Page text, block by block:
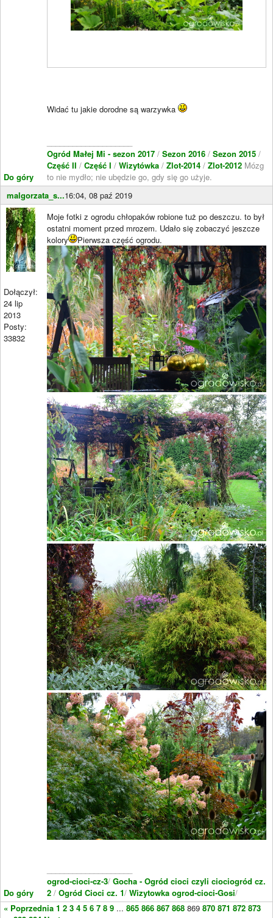
Do góry
Widać tu jakie dorodne są warzywka
Ogród Małej Mi - sezon 2017 / Sezon 2016 / Sezon 2015 /
Część II / Część I / Wizytówka / Zlot-2014 / Zlot-2012 Mózg
to nie mydło; nie ubędzie go, gdy się go użyje.
malgorzata_s...16:04, 08 paź 2019
Dołączył:
24 lip
2013
Posty:
33832
Do góry
Moje fotki z ogrodu chłopaków robione tuż po deszczu. to był
ostatni moment przed mrozem. Udało się zobaczyć jeszcze
kolory
Pierwsza część ogrodu.
ogrod-cioci-cz-3/ Gocha - Ogród cioci czyli ciociogród cz.
2 / Ogród Cioci cz. 1/ Wizytowka ogrod-cioci-Gosi/
« Poprzednia 1 2 3 4 5 6 7 8 9 ... 865 866 867 868 869 870 871 872 873